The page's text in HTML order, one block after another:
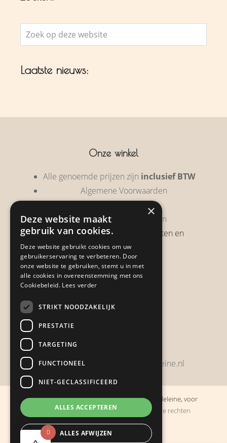
Zoek
op
website
Laatste nieuws:
Onze winkel
Alle genoemde prijzen zijn inclusief BTW
Algemene Voorwaarden
Garantie & Retourneren
Verzendbeleid, verzendkosten en
verzendtijden
Heb je een klacht?
Zwijnsbergenstraat 154
bestelling@boulevarddelamadeleine.nl
© Copyright 2019 - 2026Boulevard de la Madeleine, voor
cadeaus die je stiekem liever zelf houdt· Alle rechten
voorbehouden
Ontwikkeling door
0
×
Deze website maakt
gebruik van cookies.
Deze website gebruikt cookies om uw
gebruikerservaring te verbeteren. Door
onze website te gebruiken, stemt u in met
alle cookies in overeenstemming met ons
Cookiebeleid. Lees verder
STRIKT NOODZAKELIJK
PRESTATIE
TARGETING
FUNCTIONEEL
NIET-GECLASSIFICEERD
ALLES ACCEPTEREN
ALLES AFWIJZEN